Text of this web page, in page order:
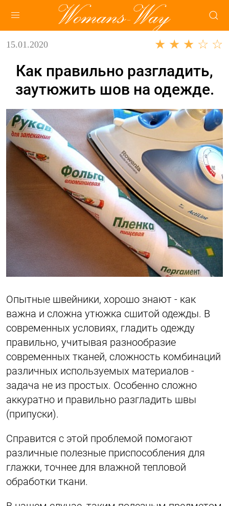
15.01.2020 ★ ★ ★ ☆ ☆
Как правильно разгладить,
заутюжить шов на одежде.
Опытные швейники, хорошо знают - как
важна и сложна утюжка сшитой одежды. В
современных условиях, гладить одежду
правильно, учитывая разнообразие
современных тканей, сложность комбинаций
различных используемых материалов -
задача не из простых. Особенно сложно
аккуратно и правильно разгладить швы
(припуски).
Справится с этой проблемой помогают
различные полезные приспособления для
глажки, точнее для влажной тепловой
обработки ткани.